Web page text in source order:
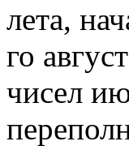
лета,
го
чисел